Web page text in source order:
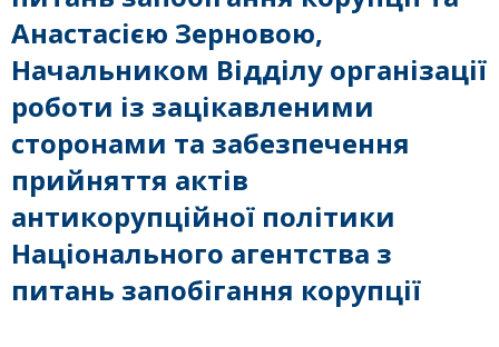
Анастасією Зерновою,
Начальником Відділу організації
роботи із зацікавленими
сторонами та забезпечення
прийняття актів
антикорупційної політики
Національного агентства з
питань запобігання корупції